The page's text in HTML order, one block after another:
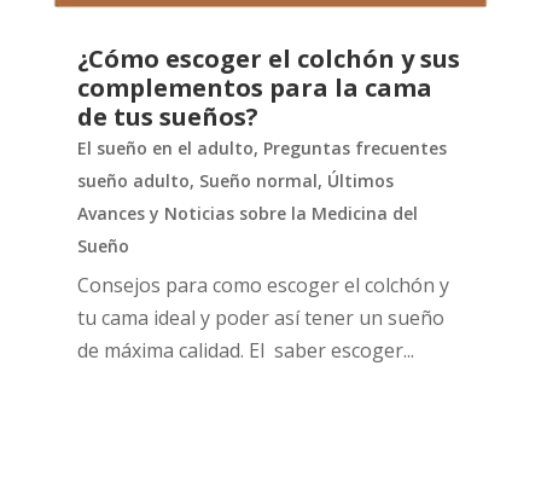
¿Cómo escoger el colchón y sus
complementos para la cama
de tus sueños?
El sueño en el adulto, Preguntas frecuentes
sueño adulto, Sueño normal, Últimos
Avances y Noticias sobre la Medicina del
Sueño
Consejos para como escoger el colchón y
tu cama ideal y poder así tener un sueño
de máxima calidad. El saber escoger...